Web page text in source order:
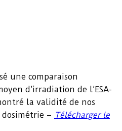
une comparaison
d’irradiation de l’ESA-
la validité de nos
dosimétrie – Télécharger le